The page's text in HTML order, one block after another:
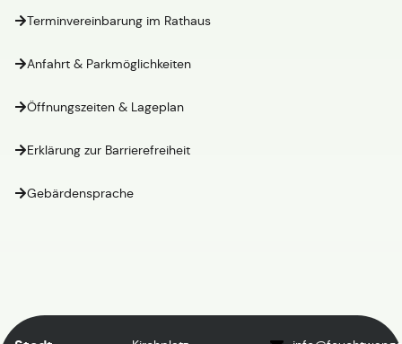
Terminvereinbarung im Rathaus
Anfahrt & Parkmöglichkeiten
Öffnungszeiten & Lageplan
Erklärung zur Barrierefreiheit
Gebärdensprache